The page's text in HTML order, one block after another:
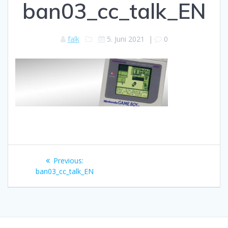
ban03_cc_talk_EN
falk 5. Juni 2021 | 0
Beitragsnavigation
Previous:Previous
post:
ban03_cc_talk_EN